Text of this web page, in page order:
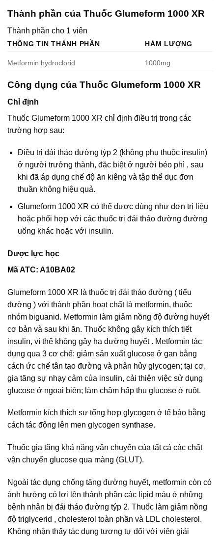
Thành phần của Thuốc Glumeform 1000 XR
Thành phần cho 1 viên
THÔNG TIN THÀNH PHẦN HÀM LƯỢNG
Metformin hydroclorid 1000mg
Công dụng của Thuốc Glumeform 1000 XR
Chỉ định
Thuốc Glumeform 1000 XR chỉ định điều trị trong các
trường hợp sau:
Điều trị đái tháo đường týp 2 (không phụ thuộc insulin)
ở người trưởng thành, đặc biệt ở người béo phì , sau
khi đã áp dụng chế độ ăn kiêng và tập thể dục đơn
thuần không hiệu quả.
Glumeform 1000 XR có thể được dùng như đơn trị liệu
hoặc phối hợp với các thuốc trị đái tháo đường đường
uống khác hoặc với insulin.
Dược lực học
Mã ATC: A10BA02
Glumeform 1000 XR là thuốc trị đái tháo đường ( tiểu
đường ) với thành phần hoạt chất là metformin, thuộc
nhóm biguanid. Metformin làm giảm nồng độ đường huyết
cơ bản và sau khi ăn. Thuốc không gây kích thích tiết
insulin, vì thế không gây hạ đường huyết . Metformin tác
dụng qua 3 cơ chế: giảm sản xuất glucose ở gan bằng
cách ức chế tân tạo đường và phân hủy glycogen; tại cơ,
gia tăng sự nhạy cảm của insulin, cải thiện việc sử dụng
glucose ở ngoại biên; làm chậm hấp thu glucose ở ruột.
Metformin kích thích sự tổng hợp glycogen ở tế bào bằng
cách tác động lên men glycogen synthase.
Thuốc gia tăng khả năng vận chuyển của tất cả các chất
vận chuyển glucose qua màng (GLUT).
Ngoài tác dụng chống tăng đường huyết, metformin còn có
ảnh hưởng có lợi lên thành phần các lipid máu ở những
bệnh nhân bị đái tháo đường týp 2. Thuốc làm giảm nồng
độ triglycerid , cholesterol toàn phần và LDL cholesterol.
Không nhận thấy tác dụng tương tự đối với viên giải